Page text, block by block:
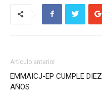
Artículo anterior
EMMAICJ-EP CUMPLE DIEZ
AÑOS